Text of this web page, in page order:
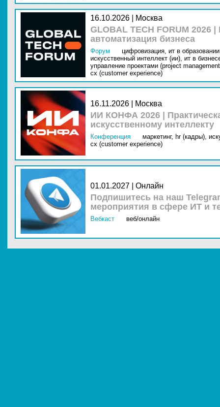
16.10.2026 | Москва
GLOBAL TECH FORUM
автоматизация бизнеса
Форум цифровизация, ит в
искусственный интеллект (ии), ит в
управление проектами (project
cx (customer experience)
16.11.2026 | Москва
ИИ КОНФА 2026 |
искусственному интеллекту
Конференция маркетинг, hr (кадры),
cx (customer experience)
01.01.2027 | Онлайн
Подпишитесь на наш
мероприятия в сфере ИТ и
Вебкаст веб/онлайн